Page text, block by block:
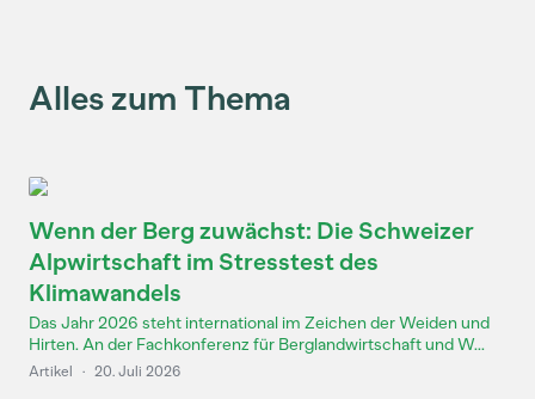
Alles zum Thema
Wenn der Berg zuwächst: Die Schweizer
Alpwirtschaft im Stresstest des
Klimawandels
Das Jahr 2026 steht international im Zeichen der Weiden und
Hirten. An der Fachkonferenz für Berglandwirtschaft und W...
Artikel · 20. Juli 2026